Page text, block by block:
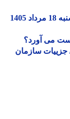
قیمت بیت کوین و ارز های دیجیتال امروز یکشنبه 18 مرداد 1405
می آورد؟
مرداد / جزییات سازمان